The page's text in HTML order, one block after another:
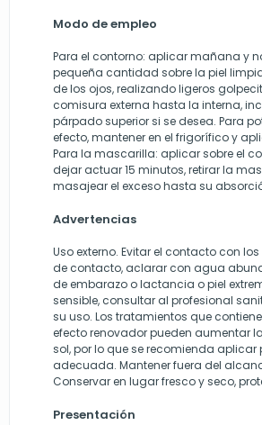
Modo de empleo
Para el contorno: aplicar mañana y
pequeña cantidad sobre la piel
de los ojos, realizando ligeros
comisura externa hasta la interna,
párpado superior si se desea. Para
efecto, mantener en el frigorífico y
Para la mascarilla: aplicar sobre el
dejar actuar 15 minutos, retirar la
masajear el exceso hasta su
Advertencias
Uso externo. Evitar el contacto con
de contacto, aclarar con agua
de embarazo o lactancia o piel
sensible, consultar al profesional
su uso. Los tratamientos que
efecto renovador pueden aumentar
sol, por lo que se recomienda aplicar
adecuada. Mantener fuera del
Conservar en lugar fresco y seco,
Presentación